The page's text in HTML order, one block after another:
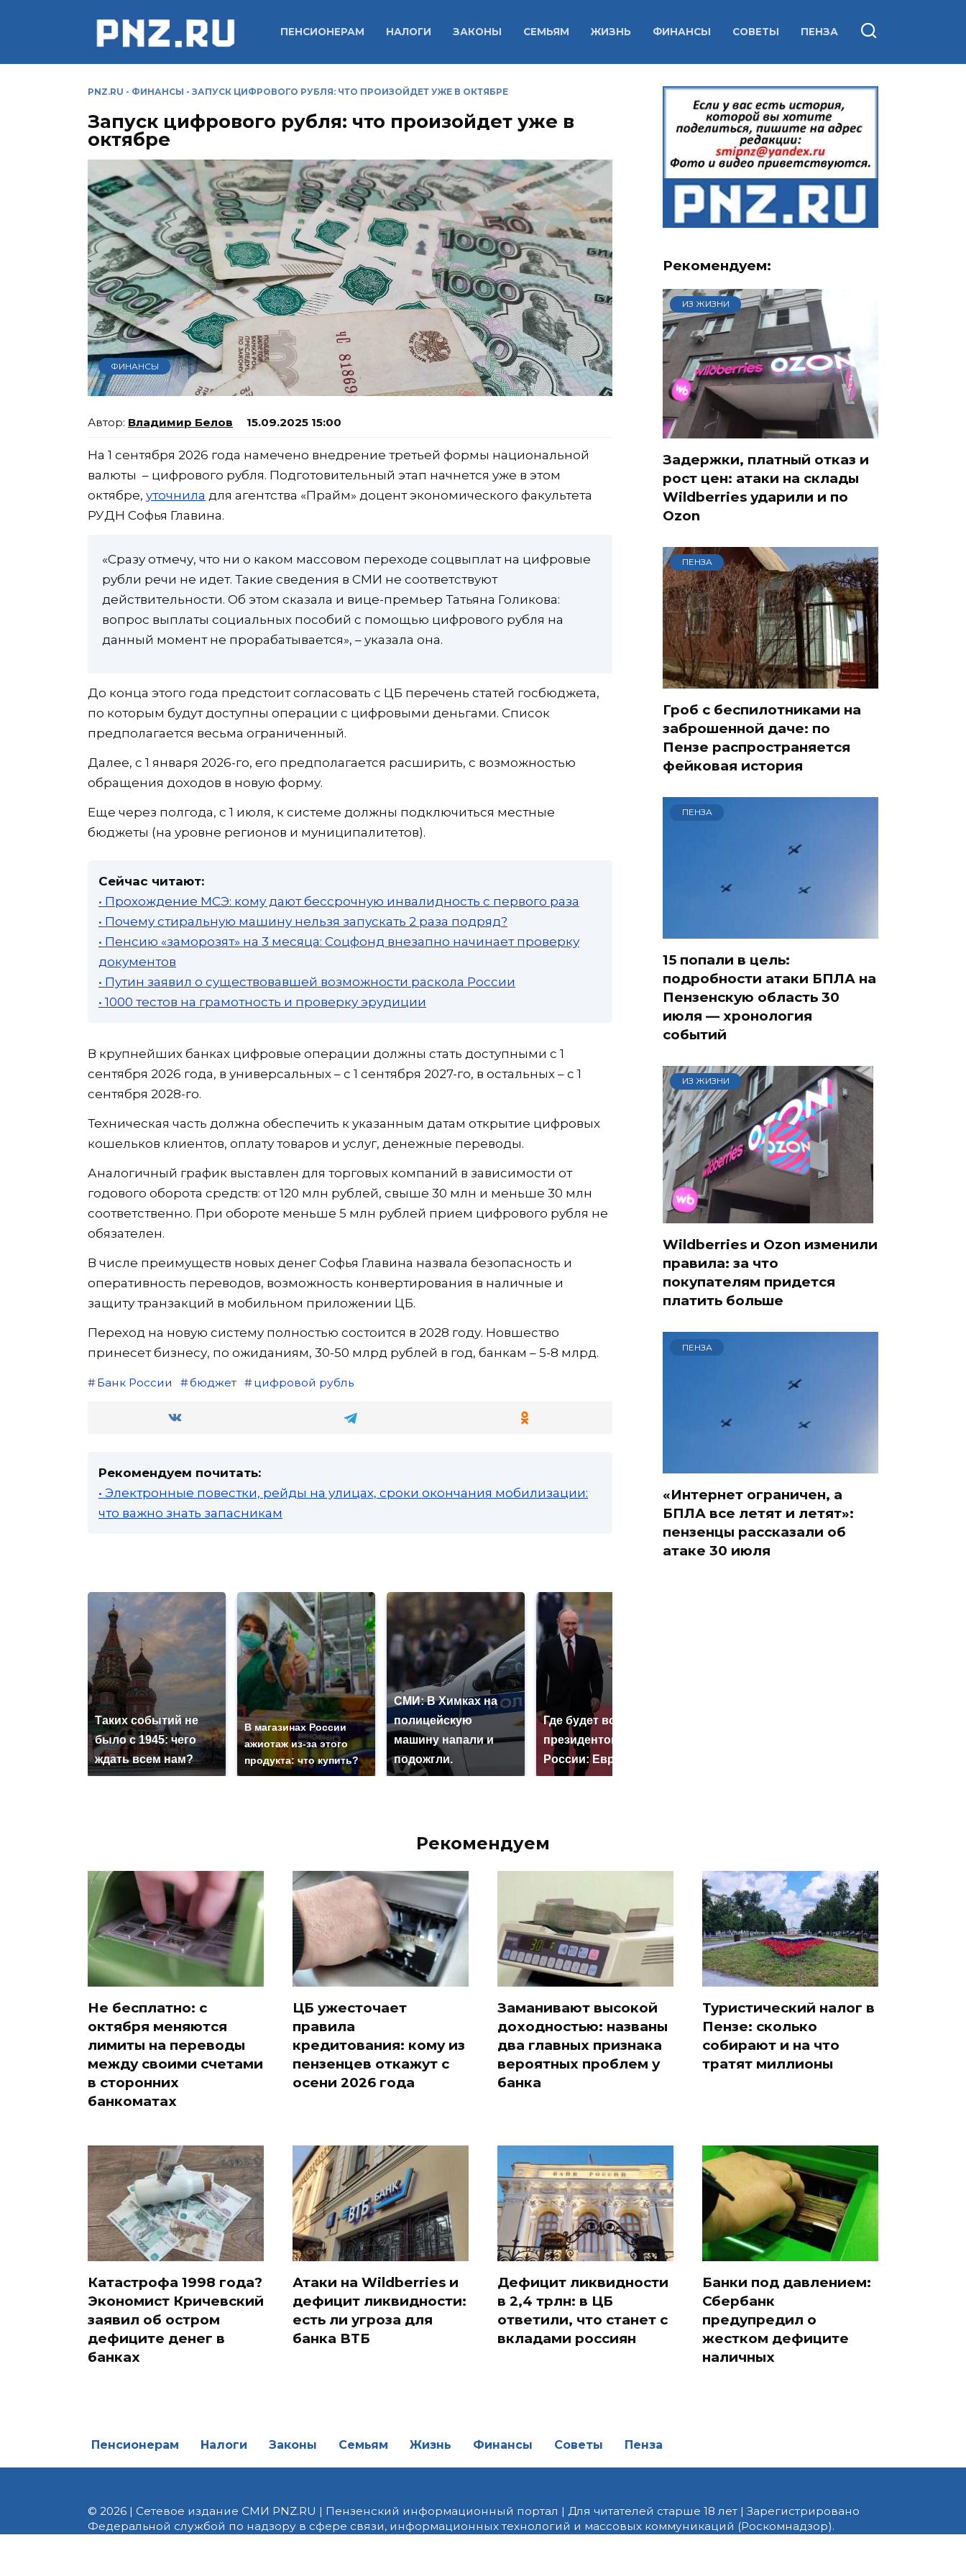
ПЕНСИОНЕРАМ НАЛОГИ ЗАКОНЫ СЕМЬЯМ ЖИЗНЬ ФИНАНСЫ СОВЕТЫ ПЕНЗА
PNZ.RU - ФИНАНСЫ - ЗАПУСК ЦИФРОВОГО РУБЛЯ: ЧТО ПРОИЗОЙДЕТ УЖЕ В ОКТЯБРЕ
Запуск цифрового рубля: что произойдет уже в
октябре
ФИНАНСЫ
Владимир Белов 15.09.2025 15:00
На 1 сентября 2026 года намечено внедрение третьей формы национальной
валюты – цифрового рубля. Подготовительный этап начнется уже в этом
октябре, уточнила для агентства «Прайм» доцент экономического факультета
РУДН Софья Главина.
«Сразу отмечу, что ни о каком массовом переходе соцвыплат на цифровые
рубли речи не идет. Такие сведения в СМИ не соответствуют
действительности. Об этом сказала и вице-премьер Татьяна Голикова:
вопрос выплаты социальных пособий с помощью цифрового рубля на
данный момент не прорабатывается», – указала она.
До конца этого года предстоит согласовать с ЦБ перечень статей госбюджета,
по которым будут доступны операции с цифровыми деньгами. Список
предполагается весьма ограниченный.
Далее, с 1 января 2026-го, его предполагается расширить, с возможностью
обращения доходов в новую форму.
Еще через полгода, с 1 июля, к системе должны подключиться местные
бюджеты (на уровне регионов и муниципалитетов).
Сейчас читают:
• Прохождение МСЭ: кому дают бессрочную инвалидность с первого раза
• Почему стиральную машину нельзя запускать 2 раза подряд?
• Пенсию «заморозят» на 3 месяца: Соцфонд внезапно начинает проверку
документов
• Путин заявил о существовавшей возможности раскола России
• 1000 тестов на грамотность и проверку эрудиции
В крупнейших банках цифровые операции должны стать доступными с 1
сентября 2026 года, в универсальных – с 1 сентября 2027-го, в остальных – с 1
сентября 2028-го.
Техническая часть должна обеспечить к указанным датам открытие цифровых
кошельков клиентов, оплату товаров и услуг, денежные переводы.
Аналогичный график выставлен для торговых компаний в зависимости от
годового оборота средств: от 120 млн рублей, свыше 30 млн и меньше 30 млн
соответственно. При обороте меньше 5 млн рублей прием цифрового рубля не
обязателен.
В числе преимуществ новых денег Софья Главина назвала безопасность и
оперативность переводов, возможность конвертирования в наличные и
защиту транзакций в мобильном приложении ЦБ.
Переход на новую систему полностью состоится в 2028 году. Новшество
принесет бизнесу, по ожиданиям, 30-50 млрд рублей в год, банкам – 5-8 млрд.
Банк России бюджет цифровой рубль
Рекомендуем почитать:
• Электронные повестки, рейды на улицах, сроки окончания мобилизации:
что важно знать запасникам
Таких событий не
было с 1945: чего
ждать всем нам?
В магазинах России
ажиотаж из-за этого
продукта: что купить?
СМИ: В Химках на
полицейскую
машину напали и
подожгли.
Где будет встреча
президентов США и
России: Европа?
Рекомендуем:
ИЗ ЖИЗНИ
Задержки, платный отказ и
рост цен: атаки на склады
Wildberries ударили и по
Ozon
ПЕНЗА
Гроб с беспилотниками на
заброшенной даче: по
Пензе распространяется
фейковая история
ПЕНЗА
15 попали в цель:
подробности атаки БПЛА на
Пензенскую область 30
июля — хронология
событий
ИЗ ЖИЗНИ
Wildberries и Ozon изменили
правила: за что
покупателям придется
платить больше
ПЕНЗА
«Интернет ограничен, а
БПЛА все летят и летят»:
пензенцы рассказали об
атаке 30 июля
Рекомендуем
Не бесплатно: с
октября меняются
лимиты на переводы
между своими счетами
в сторонних
банкоматах
ЦБ ужесточает
правила
кредитования: кому из
пензенцев откажут с
осени 2026 года
Заманивают высокой
доходностью: названы
два главных признака
вероятных проблем у
банка
Туристический налог в
Пензе: сколько
собирают и на что
тратят миллионы
Катастрофа 1998 года?
Экономист Кричевский
заявил об остром
дефиците денег в
банках
Атаки на Wildberries и
дефицит ликвидности:
есть ли угроза для
банка ВТБ
Дефицит ликвидности
в 2,4 трлн: в ЦБ
ответили, что станет с
вкладами россиян
Банки под давлением:
Сбербанк
предупредил о
жестком дефиците
наличных
Пенсионерам Налоги Законы Семьям Жизнь Финансы Советы Пенза
© 2026 | Сетевое издание СМИ PNZ.RU | Пензенский информационный портал | Для читателей старше 18 лет | Зарегистрировано
Федеральной службой по надзору в сфере связи, информационных технологий и массовых коммуникаций (Роскомнадзор).